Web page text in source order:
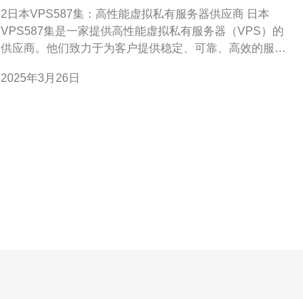
2日本VPS587集：高性能虚拟私有服务器供应商 日本
VPS587集是一家提供高性能虚拟私有服务器（VPS）的
供应商。他们致力于为客户提供稳定、可靠、高效的服
2025年3月26日